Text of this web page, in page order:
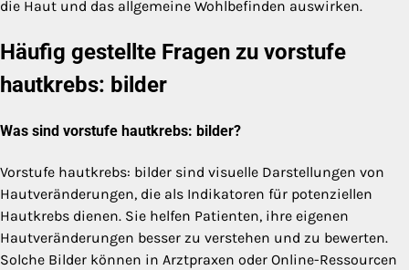
die Haut und das allgemeine Wohlbefinden auswirken.
Häufig gestellte Fragen zu vorstufe
hautkrebs: bilder
Was sind vorstufe hautkrebs: bilder?
Vorstufe hautkrebs: bilder sind visuelle Darstellungen von
Hautveränderungen, die als Indikatoren für potenziellen
Hautkrebs dienen. Sie helfen Patienten, ihre eigenen
Hautveränderungen besser zu verstehen und zu bewerten.
Solche Bilder können in Arztpraxen oder Online-Ressourcen